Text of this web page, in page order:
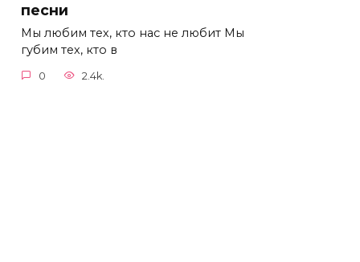
песни
Мы любим тех, кто нас не любит Мы
губим тех, кто в
0 2.4k.